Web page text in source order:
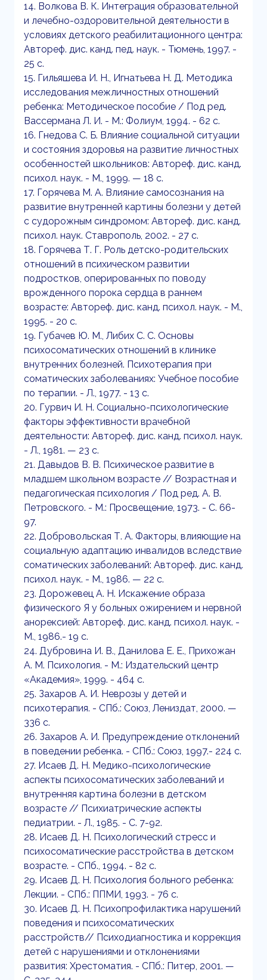
14. Волкова В. К. Интеграция образовательной
и лечебно-оздоровительной деятельности в
условиях детского реабилитационного центра:
Автореф. дис. канд. пед. наук. - Тюмень, 1997. -
25 с.
15. Гильяшева И. Н., Игнатьева Н. Д. Методика
исследования межличностных отношений
ребенка: Методическое пособие / Под ред.
Вассермана Л. И. - М.: Фолиум, 1994. - 62 с.
16. Гнедова С. Б. Влияние социальной ситуации
и состояния здоровья на развитие личностных
особенностей школьников: Автореф. дис. канд.
психол. наук. - М., 1999. — 18 с.
17. Горячева М. А. Влияние самосознания на
развитие внутренней картины болезни у детей
с судорожным синдромом: Автореф. дис. канд.
психол. наук. Ставрополь, 2002. - 27 с.
18. Горячева Т. Г. Роль детско-родительских
отношений в психическом развитии
подростков, оперированных по поводу
врожденного порока сердца в раннем
возрасте: Автореф. дис. канд. психол. наук. - М.,
1995. - 20 с.
19. Губачев Ю. М., Либих С. С. Основы
психосоматических отношений в клинике
внутренних болезней. Психотерапия при
соматических заболеваниях: Учебное пособие
по терапии. - Л., 1977. - 13 с.
20. Гурвич И. Н. Социально-психологические
факторы эффективности врачебной
деятельности: Автореф. дис. канд. психол. наук.
- Л., 1981. — 23 с.
21. Давыдов В. В. Психическое развитие в
младшем школьном возрасте // Возрастная и
педагогическая психология / Под ред. А. В.
Петровского. - М.: Просвещение, 1973. - С. 66-
97.
22. Добровольская Т. А. Факторы, влияющие на
социальную адаптацию инвалидов вследствие
соматических заболеваний: Автореф. дис. канд.
психол. наук. - М., 1986. — 22 с.
23. Дорожевец А. Н. Искажение образа
физического Я у больных ожирением и нервной
анорексией: Автореф. дис. канд. психол. наук. -
М., 1986.- 19 с.
24. Дубровина И. В., Данилова Е. Е., Прихожан
А. М. Психология. - М.: Издательский центр
«Академия», 1999. - 464 с.
25. Захаров А. И. Неврозы у детей и
психотерапия. - СПб.: Союз, Лениздат, 2000. —
336 с.
26. Захаров А. И. Предупреждение отклонений
в поведении ребенка. - СПб.: Союз, 1997.- 224 с.
27. Исаев Д. Н. Медико-психологические
аспекты психосоматических заболеваний и
внутренняя картина болезни в детском
возрасте // Психиатрические аспекты
педиатрии. - Л., 1985. - С. 7-92.
28. Исаев Д. Н. Психологический стресс и
психосоматические расстройства в детском
возрасте. - СПб., 1994. - 82 с.
29. Исаев Д. Н. Психология больного ребенка:
Лекции. - СПб.: ППМИ, 1993. - 76 с.
30. Исаев Д. Н. Психопрофилактика нарушений
поведения и психосоматических
расстройств// Психодиагностика и коррекция
детей с нарушениями и отклонениями
развития: Хрестоматия. - СПб.: Питер, 2001. —